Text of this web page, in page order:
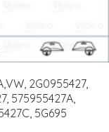
2G0955427,
575955427A,
5G695